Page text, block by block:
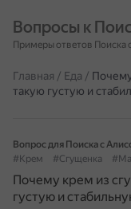
Вопросы к
Примеры ответов Поиска
Главная / Еда /
такую густую и
Вопрос для Поиска с
#Крем
#Сгущенка
Почему крем из
густую и